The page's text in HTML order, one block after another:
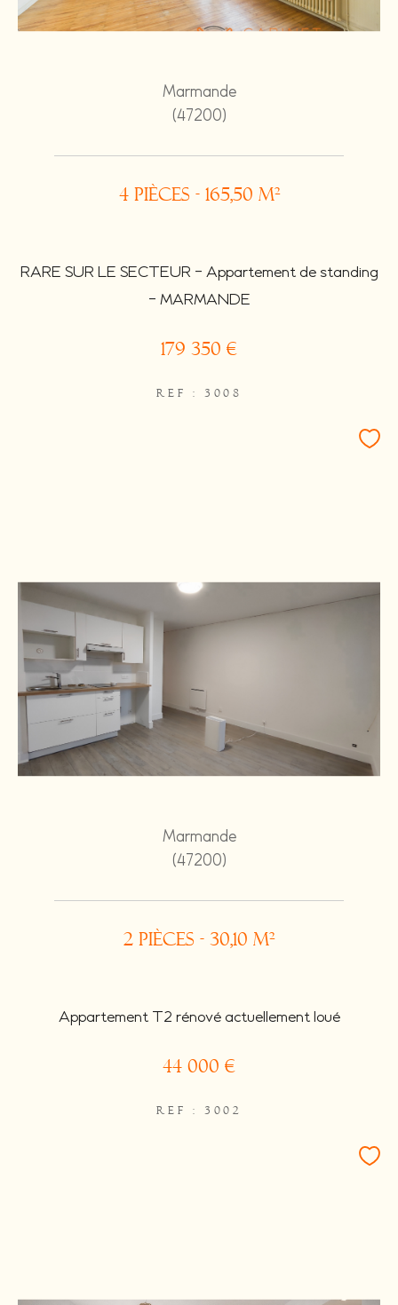
Marmande
(47200)
4 pièces - 165,50 m²
RARE SUR LE SECTEUR - Appartement de standing
- MARMANDE
179 350 €
REF : 3008
Marmande
(47200)
2 pièces - 30,10 m²
Appartement T2 rénové actuellement loué
44 000 €
REF : 3002